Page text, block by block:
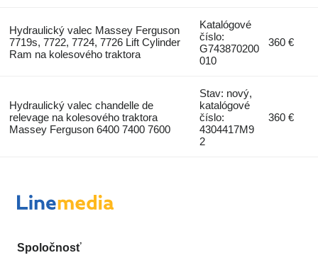
Hydraulický valec Massey Ferguson
7719s, 7722, 7724, 7726 Lift Cylinder
Ram na kolesového traktora
Katalógové
číslo:
G743870200
010
360 €
Hydraulický valec chandelle de
relevage na kolesového traktora
Massey Ferguson 6400 7400 7600
Stav: nový,
katalógové
číslo:
4304417M9
2
360 €
Spoločnosť